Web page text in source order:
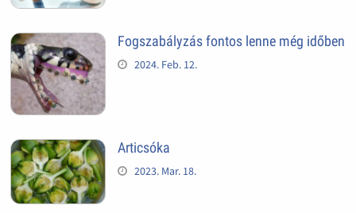
Fogszabályzás fontos lenne még időben
2024. Feb. 12.
Articsóka
2023. Mar. 18.